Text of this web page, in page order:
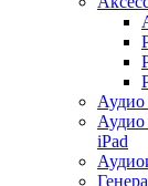
Аудио
iPad